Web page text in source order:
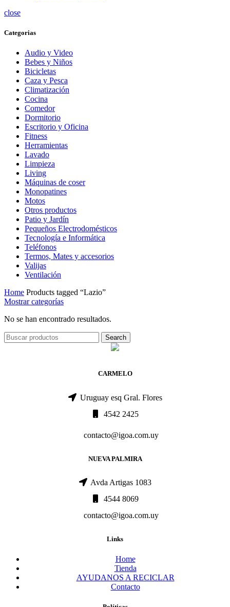
close
Categorias
Audio y Video
Bebes y Niños
Bicicletas
Caza y Pesca
Climatización
Cocina
Comedor
Dormitorio
Escritorio y Oficina
Fitness
Herramientas
Lavado
Limpieza
Living
Máquinas de coser
Monopatines
Motos
Otros productos
Patio y Jardín
Pequeños Electrodomésticos
Tecnología e Informática
Teléfonos
Termos, Mates y accesorios
Valijas
Ventilación
Home Products tagged “Lazio”
Mostrar categorías
No se han encontrado resultados.
Search
CARMELO
Uruguay esq Gral. Flores
4542 2425
contacto@igoa.com.uy
NUEVA PALMIRA
Avda Artigas 1083
4544 8069
contacto@igoa.com.uy
Links
Home
Tienda
AYUDANOS A RECICLAR
Contacto